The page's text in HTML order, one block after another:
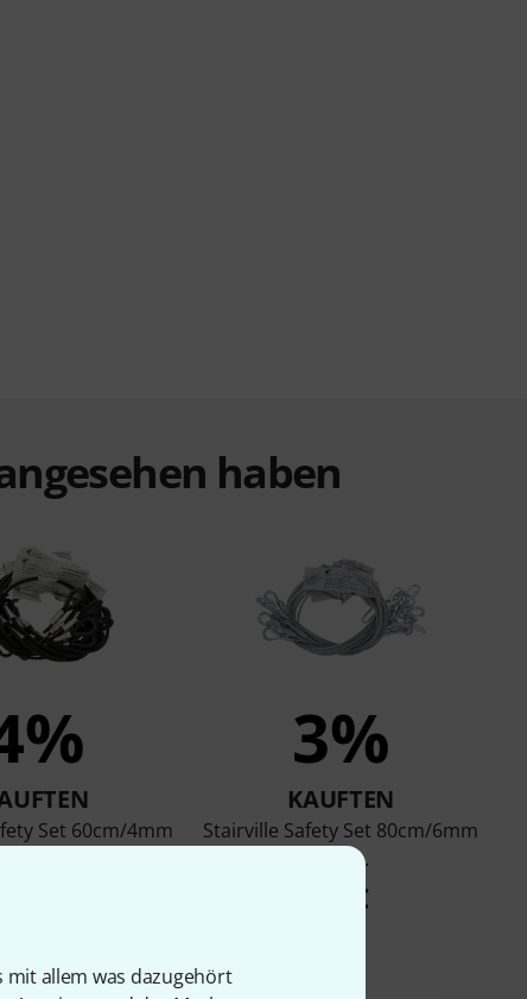
mit allem was dazugehört
haben
Set 60cm/4mm
3%
KAUFTEN
Stairville Safety Set 80cm/6mm
10pcs.
75 €